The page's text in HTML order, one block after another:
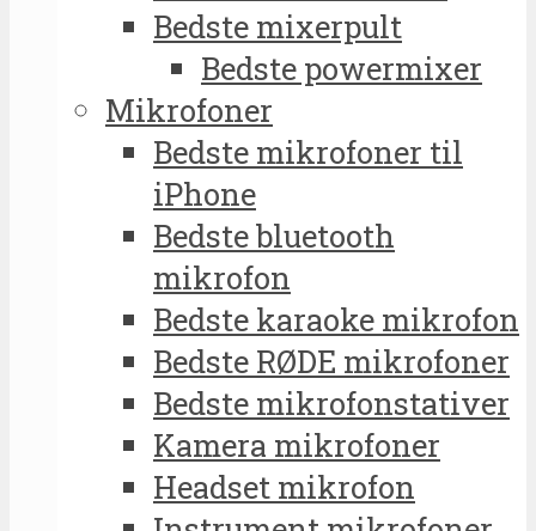
Bedste mixerpult
Bedste powermixer
Mikrofoner
Bedste mikrofoner til
iPhone
Bedste bluetooth
mikrofon
Bedste karaoke mikrofon
Bedste RØDE mikrofoner
Bedste mikrofonstativer
Kamera mikrofoner
Headset mikrofon